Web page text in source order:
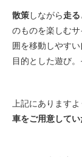
散策しながら走る
のものを楽しむ
囲を移動しやすい
目的とした遊び。
上記にあります
車をご用意して